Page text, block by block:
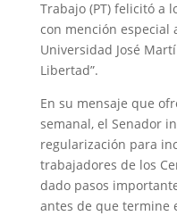
Trabajo (PT) felicitó a
con mención especial
Universidad José
Libertad”.
En su mensaje que
semanal, el Senador
regularización para
trabajadores de los
dado pasos
antes de que termine